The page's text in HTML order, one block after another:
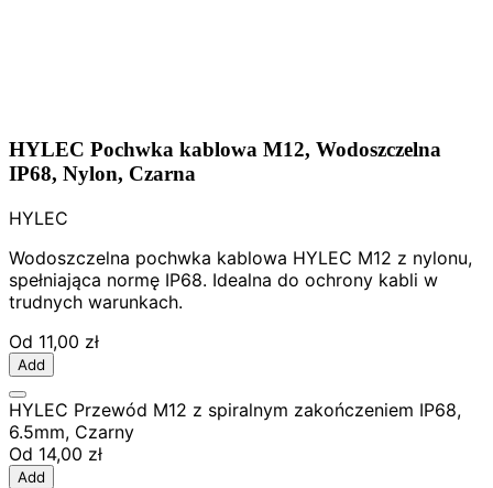
HYLEC Pochwka kablowa M12, Wodoszczelna
IP68, Nylon, Czarna
HYLEC
Wodoszczelna pochwka kablowa HYLEC M12 z nylonu,
spełniająca normę IP68. Idealna do ochrony kabli w
trudnych warunkach.
Od 11,00 zł
Add
HYLEC Przewód M12 z spiralnym zakończeniem IP68,
6.5mm, Czarny
Od 14,00 zł
Add